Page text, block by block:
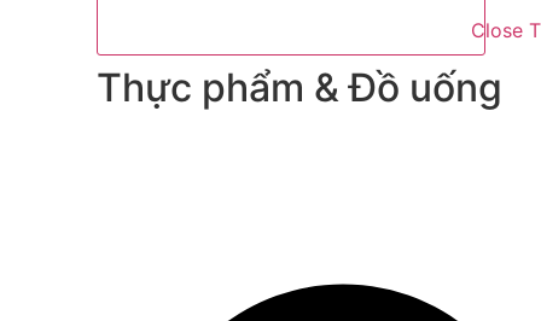
Close
Thực phẩm & Đồ uống